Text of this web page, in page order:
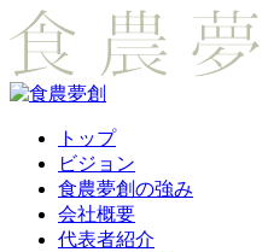
トップ
ビジョン
食農夢創の強み
会社概要
代表者紹介